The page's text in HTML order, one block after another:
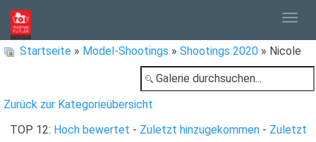
Startseite » Model-Shootings » Shootings 2020 » Nicole
Zurück zur Kategorieübersicht
TOP 12: Hoch bewertet - Zuletzt hinzugekommen- Zuletzt